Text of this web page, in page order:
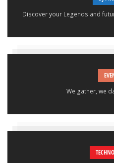
Discover your Legends and
We gather, we